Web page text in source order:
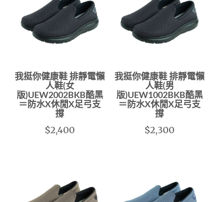
我挺你健康鞋 排靜電懶
人鞋(女
版)UEW2002BKB酷黑
＝防水X休閒X足弓支
撐
$2,400
我挺你健康鞋 排靜電懶
人鞋(男
版)UEW1002BKB酷黑
＝防水X休閒X足弓支
撐
$2,300